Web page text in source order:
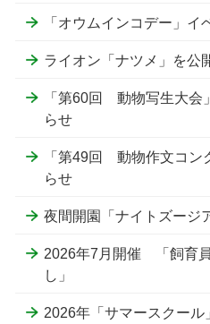
「オウムインコデー」イ
ライオン「ナツメ」を公
「第60回 動物写生大会
らせ
「第49回 動物作文コン
らせ
夜間開園「ナイトズージ
2026年7月開催 「飼育
し」
2026年「サマースクー